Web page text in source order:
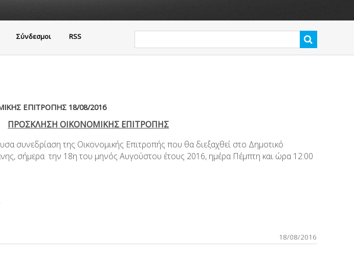
Σύνδεσμοι RSS
ΕΠΙΤΡΟΠΗΣ 18/08/2016
ΠΡΟΣΚΛΗΣΗ ΟΙΚΟΝΟΜΙΚΗΣ ΕΠΙΤΡΟΠΗΣ
συνεδρίαση της Οικονομικής Επιτροπής που θα διεξαχθεί στο Δημοτικό
σήμερα την 18η του μηνός Αυγούστου έτους 2016, ημέρα Πέμπτη και ώρα 12:00
18/08/2016